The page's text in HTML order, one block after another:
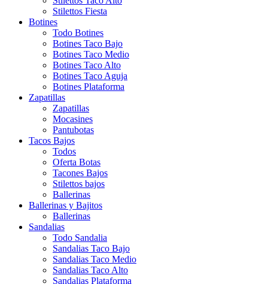
Stilettos Fiesta
Botines
Todo Botines
Botines Taco Bajo
Botines Taco Medio
Botines Taco Alto
Botines Taco Aguja
Botines Plataforma
Zapatillas
Zapatillas
Mocasines
Pantubotas
Tacos Bajos
Todos
Oferta Botas
Tacones Bajos
Stilettos bajos
Ballerinas
Ballerinas y Bajitos
Ballerinas
Sandalias
Todo Sandalia
Sandalias Taco Bajo
Sandalias Taco Medio
Sandalias Taco Alto
Sandalias Plataforma